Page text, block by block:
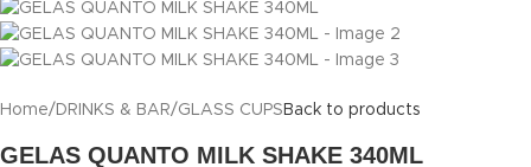
Home/ DRINKS & BAR/GLASS CUPS Back to products
GELAS QUANTO MILK SHAKE 340ML